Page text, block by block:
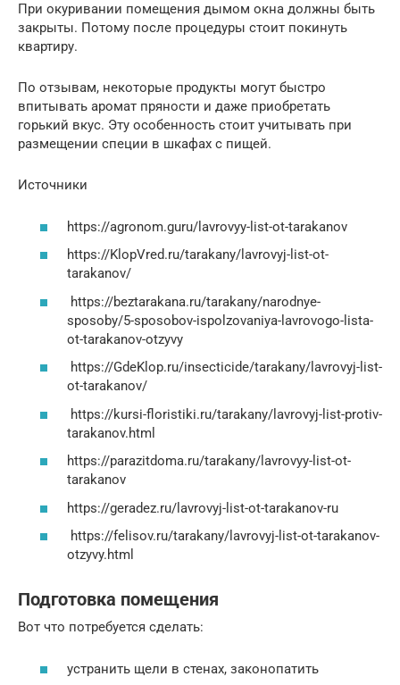
При окуривании помещения дымом окна должны быть
закрыты. Потому после процедуры стоит покинуть
квартиру.
По отзывам, некоторые продукты могут быстро
впитывать аромат пряности и даже приобретать
горький вкус. Эту особенность стоит учитывать при
размещении специи в шкафах с пищей.
Источники
https://agronom.guru/lavrovyy-list-ot-tarakanov
https://KlopVred.ru/tarakany/lavrovyj-list-ot-
tarakanov/
https://beztarakana.ru/tarakany/narodnye-
sposoby/5-sposobov-ispolzovaniya-lavrovogo-lista-
ot-tarakanov-otzyvy
https://GdeKlop.ru/insecticide/tarakany/lavrovyj-list-
ot-tarakanov/
https://kursi-floristiki.ru/tarakany/lavrovyj-list-protiv-
tarakanov.html
https://parazitdoma.ru/tarakany/lavrovyy-list-ot-
tarakanov
https://geradez.ru/lavrovyj-list-ot-tarakanov-ru
https://felisov.ru/tarakany/lavrovyj-list-ot-tarakanov-
otzyvy.html
Подготовка помещения
Вот что потребуется сделать:
устранить щели в стенах, законопатить